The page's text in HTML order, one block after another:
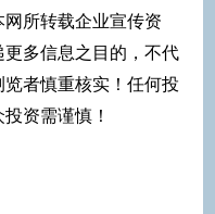
网所转载企业宣传资
多信息之目的，不代
者慎重核实！任何投
资需谨慎！